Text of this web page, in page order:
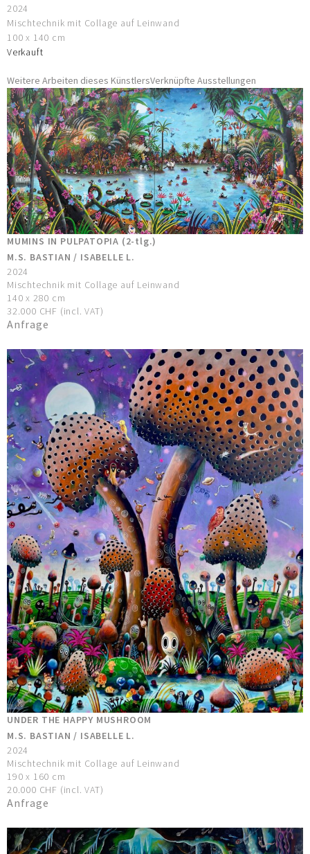
2024
Mischtechnik mit Collage auf Leinwand
100 x 140 cm
Verkauft
Weitere Arbeiten dieses KünstlersVerknüpfte Ausstellungen
MUMINS IN PULPATOPIA (2-tlg.)
M.S. BASTIAN / ISABELLE L.
2024
Mischtechnik mit Collage auf Leinwand
140 x 280 cm
32.000 CHF (incl. VAT)
Anfrage
UNDER THE HAPPY MUSHROOM
M.S. BASTIAN / ISABELLE L.
2024
Mischtechnik mit Collage auf Leinwand
190 x 160 cm
20.000 CHF (incl. VAT)
Anfrage